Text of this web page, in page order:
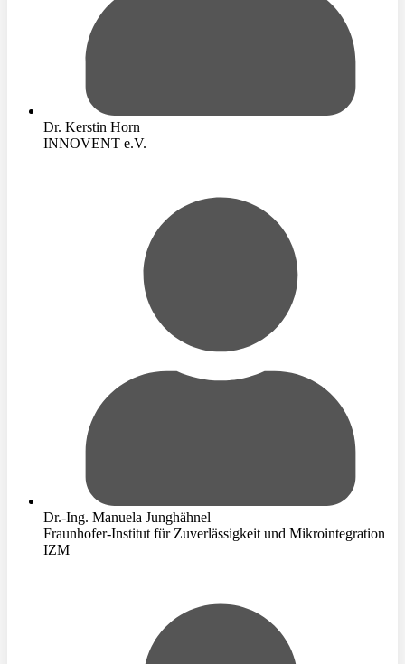
Dr. Kerstin Horn
INNOVENT e.V.
Dr.-Ing. Manuela Junghähnel
Fraunhofer-Institut für Zuverlässigkeit und Mikrointegration
IZM